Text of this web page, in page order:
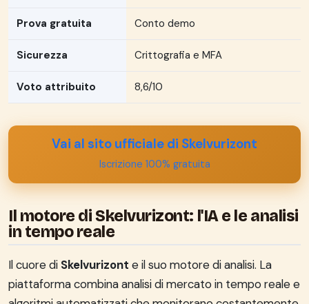
Prova gratuita Conto demo
Sicurezza Crittografia e MFA
Voto attribuito 8,6/10
Vai al sito ufficiale di Skelvurizont
Iscrizione 100% gratuita
Il motore di Skelvurizont: l'IA e le analisi
in tempo reale
Il cuore di Skelvurizont e il suo motore di analisi. La
piattaforma combina analisi di mercato in tempo reale e